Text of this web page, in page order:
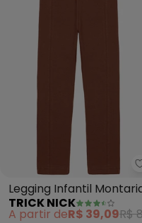
Legging Infantil
Molecotton (Marrom)
TRICK NICK
A partir deR$ 39,09R$